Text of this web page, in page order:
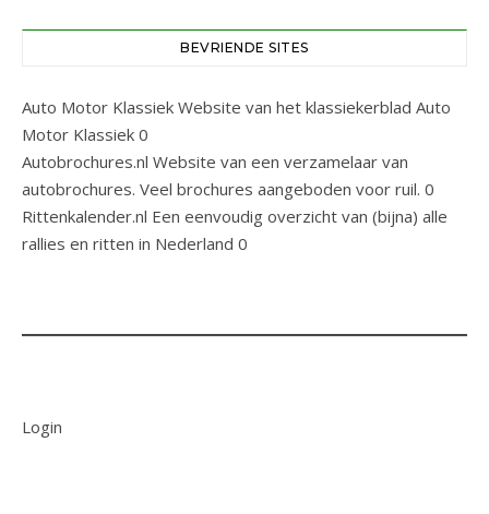
BEVRIENDE SITES
Auto Motor Klassiek Website van het klassiekerblad Auto
Motor Klassiek 0
Autobrochures.nl Website van een verzamelaar van
autobrochures. Veel brochures aangeboden voor ruil. 0
Rittenkalender.nl Een eenvoudig overzicht van (bijna) alle
rallies en ritten in Nederland 0
Login